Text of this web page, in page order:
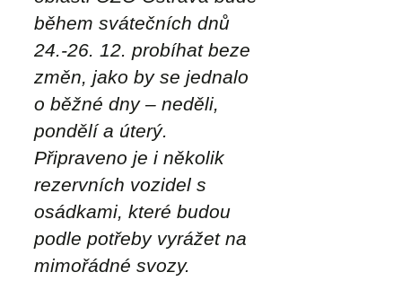
během svátečních dnů
24.-26. 12. probíhat beze
změn, jako by se jednalo
o běžné dny – neděli,
pondělí a úterý.
Připraveno je i několik
rezervních vozidel s
osádkami, které budou
podle potřeby vyrážet na
mimořádné svozy.